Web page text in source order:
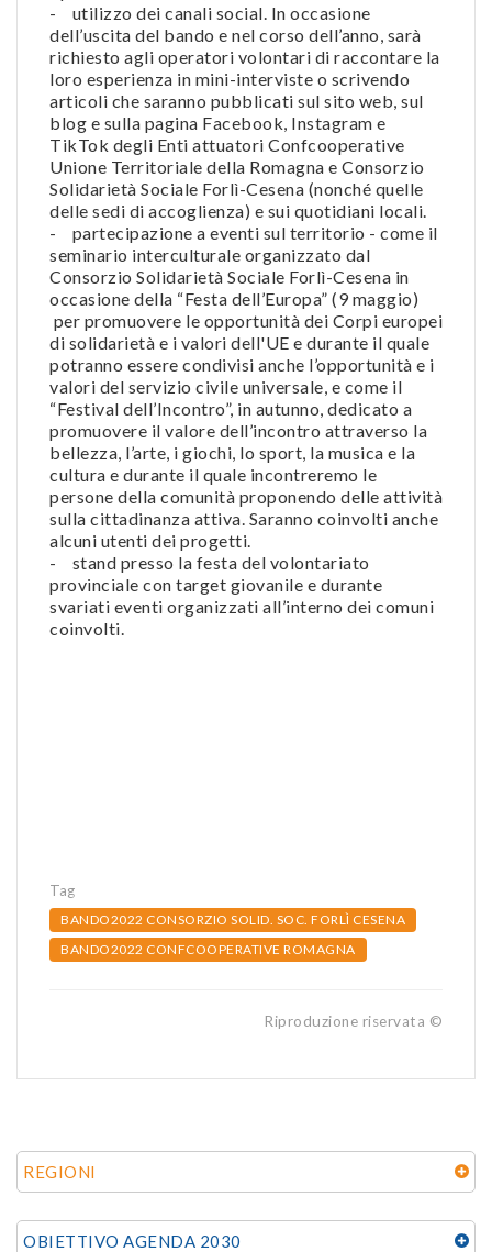
- utilizzo dei canali social. In occasione
dell’uscita del bando e nel corso dell’anno, sarà
richiesto agli operatori volontari di raccontare la
loro esperienza in mini-interviste o scrivendo
articoli che saranno pubblicati sul sito web, sul
blog e sulla pagina Facebook, Instagram e
TikTok degli Enti attuatori Confcooperative
Unione Territoriale della Romagna e Consorzio
Solidarietà Sociale Forlì-Cesena (nonché quelle
delle sedi di accoglienza) e sui quotidiani locali.
- partecipazione a eventi sul territorio - come il
seminario interculturale organizzato dal
Consorzio Solidarietà Sociale Forlì-Cesena in
occasione della “Festa dell’Europa” (9 maggio)
per promuovere le opportunità dei Corpi europei
di solidarietà e i valori dell'UE e durante il quale
potranno essere condivisi anche l’opportunità e i
valori del servizio civile universale, e come il
“Festival dell’Incontro”, in autunno, dedicato a
promuovere il valore dell’incontro attraverso la
bellezza, l’arte, i giochi, lo sport, la musica e la
cultura e durante il quale incontreremo le
persone della comunità proponendo delle attività
sulla cittadinanza attiva. Saranno coinvolti anche
alcuni utenti dei progetti.
- stand presso la festa del volontariato
provinciale con target giovanile e durante
svariati eventi organizzati all’interno dei comuni
coinvolti.
Tag
BANDO2022 CONSORZIO SOLID. SOC. FORLÌ CESENA
BANDO2022 CONFCOOPERATIVE ROMAGNA
Riproduzione riservata ©
REGIONI
OBIETTIVO AGENDA 2030